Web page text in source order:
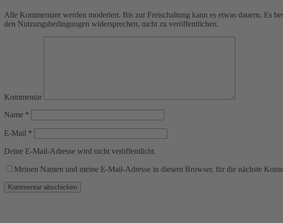
Alle Kommentare werden moderiert. Bis zur Freischaltung kann es etwas dauern. Es
den Nutzungsbedingungen widersprechen, nicht zu veröffentlichen.
Kommentar
Name *
E-Mail *
Deine E-Mail-Adresse wird nicht veröffentlicht.
Meinen Namen und meine E-Mail-Adresse in diesem Browser, für die nächste